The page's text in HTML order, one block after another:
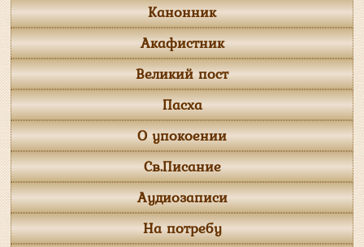
Канонник
Акафистник
Великий пост
Пасха
О упокоении
Св.Писание
Аудиозаписи
На потребу